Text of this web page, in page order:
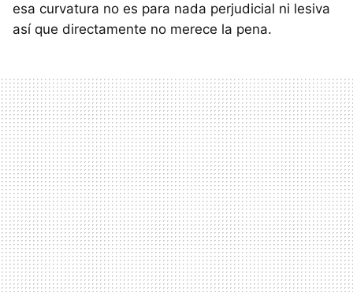
esa curvatura no es para nada perjudicial ni lesiva
así que directamente no merece la pena.